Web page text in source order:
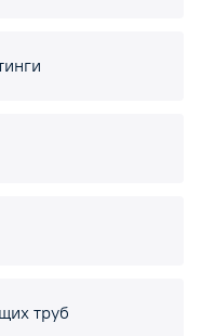
труб